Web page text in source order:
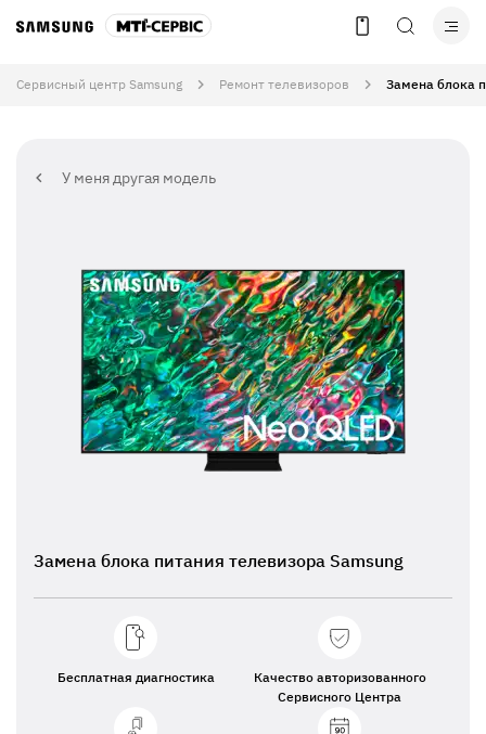
Сервисный центр Samsung Ремонт телевизоров Замена блока
У меня другая модель
Замена блока питания телевизора Samsung
Бесплатная диагностика
Качество авторизованного
Сервисного Центра